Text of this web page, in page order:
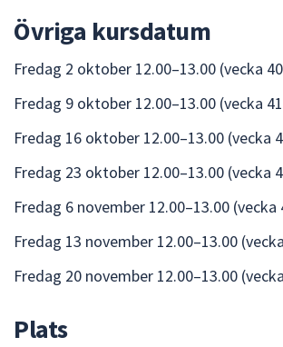
Övriga kursdatum
Fredag 2 oktober 12.00–13.00 (vecka
Fredag 9 oktober 12.00–13.00 (vecka
Fredag 16 oktober 12.00–13.00 (vecka
Fredag 23 oktober 12.00–13.00 (vecka
Fredag 6 november 12.00–13.00 (vecka
Fredag 13 november 12.00–13.00
Fredag 20 november 12.00–13.00
Plats